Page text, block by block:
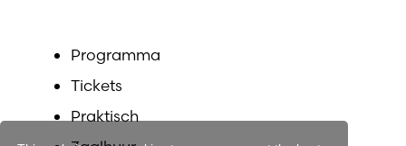
Programma
Tickets
Praktisch